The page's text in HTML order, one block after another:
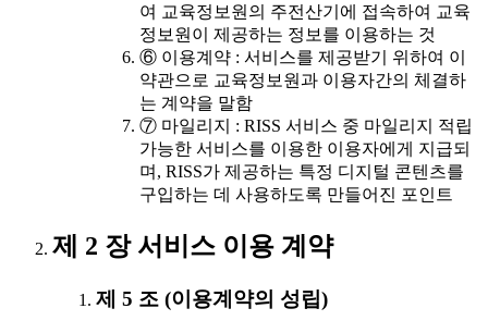
여 교육정보원의 주전산기에 접속하여 교육
정보원이 제공하는 정보를 이용하는 것
⑥ 이용계약 : 서비스를 제공받기 위하여 이
약관으로 교육정보원과 이용자간의 체결하
는 계약을 말함
⑦ 마일리지 : RISS 서비스 중 마일리지 적립
가능한 서비스를 이용한 이용자에게 지급되
며, RISS가 제공하는 특정 디지털 콘텐츠를
구입하는 데 사용하도록 만들어진 포인트
제 2 장 서비스 이용 계약
제 5 조 (이용계약의 성립)